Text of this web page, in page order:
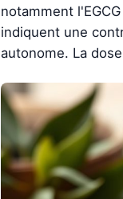
notamment
indiquent une
autonome. La